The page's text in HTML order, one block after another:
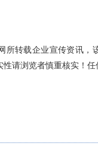
所转载企业宣传资讯，
请浏览者慎重核实！